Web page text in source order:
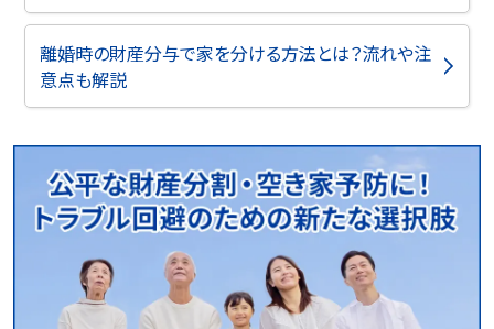
離婚時の財産分与で家を分ける方法とは？流れや注
意点も解説